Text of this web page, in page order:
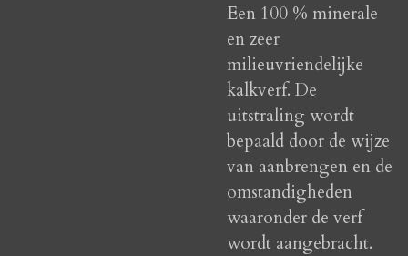
Een 100 % minerale
en zeer
milieuvriendelijke
kalkverf. De
uitstraling wordt
bepaald door de wijze
van aanbrengen en de
omstandigheden
waaronder de verf
wordt aangebracht.